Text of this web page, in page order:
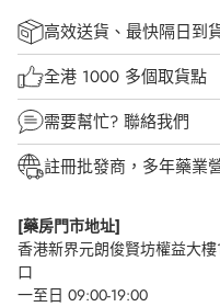
高效送貨、最快隔日到
全港 1000 多個取貨點
需要幫忙? 聯絡我們
註冊批發商，多年藥業
[藥房門市地址]
香港新界元朗俊賢坊權益大
口
一至日 09:00-19:00